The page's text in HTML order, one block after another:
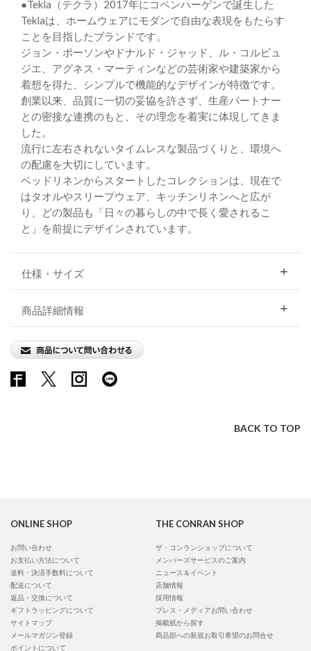
●Tekla（テクラ）2017年にコペンハーゲンで誕生した
Teklaは、ホームウェアにモダンで自由な表現をもたらす
ことを目指したブランドです。
ジョン・ポーソンやドナルド・ジャッド、ル・コルビュ
ジエ、アグネス・マーティンなどの芸術家や建築家から
着想を得た、シンプルで機能的なデザインが特徴です。
創業以来、品質に一切の妥協を許さず、生産パートナー
との密接な連携のもと、その理念を着実に体現してきま
した。
流行に左右されないタイムレスな製品づくりと、環境へ
の配慮を大切にしています。
ベッドリネンからスタートしたコレクションは、現在で
はタオルやスリープウェア、キッチンリネンへと広が
り、どの製品も「日々の暮らしの中で長く愛されるこ
と」を前提にデザインされています。
仕様・サイズ
商品詳細情報
BACK TO TOP
ONLINE SHOP
お問い合わせ
お支払い方法について
送料・決済手数料について
配送について
返品・交換について
ギフトラッピングについて
サイトマップ
メールマガジン登録
ポイントについて
THE CONRAN SHOP
ザ・コンランショップについて
メンバーズサービスのご案内
ニュース＆イベント
店舗情報
採用情報
プレス・メディアお問い合わせ
掲載紙から探す
商品部への新規お取引希望のお問合せ